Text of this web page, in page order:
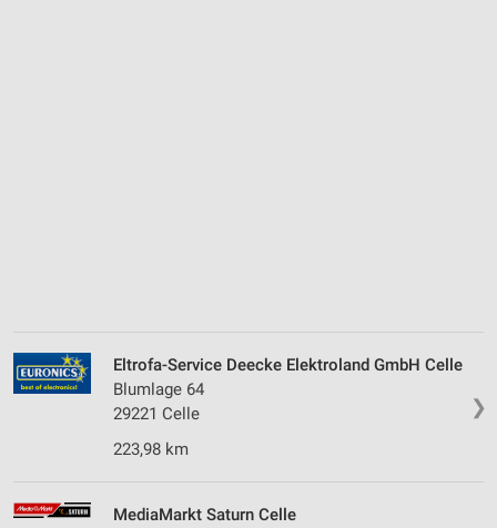
❯
Eltrofa-Service Deecke Elektroland GmbH Celle
Blumlage 64
29221 Celle
223,98 km
MediaMarkt Saturn Celle